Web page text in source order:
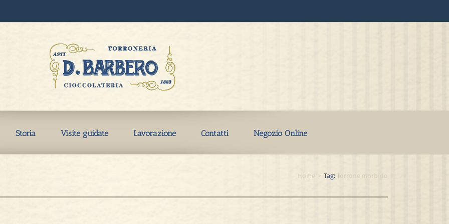
Storia Visite guidate Lavorazione Contatti Negozio Online
Home > Tag: Torrone morbido